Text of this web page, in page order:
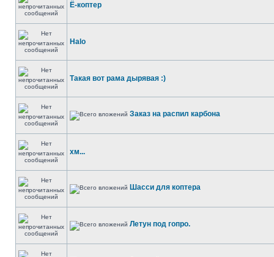
Ё-коптер
Halo
Такая вот рама дырявая :)
Заказ на распил карбона
хм...
Шасси для коптера
Летун под гопро.